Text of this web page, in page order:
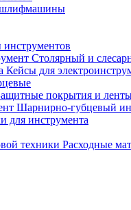
Столярный и
Кейсы для
покрытия и
Шарнирно-губцевый
для инструмента
Расходные